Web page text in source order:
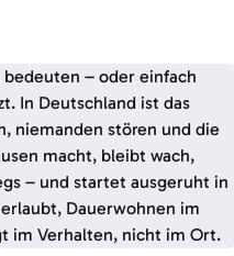
– oder einfach
In Deutschland ist das
niemanden stören und die
macht, bleibt wach,
– und startet ausgeruht in
Dauerwohnen im
im Verhalten, nicht im Ort.